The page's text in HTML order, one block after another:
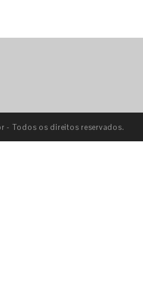
- Todos os direitos reservados.